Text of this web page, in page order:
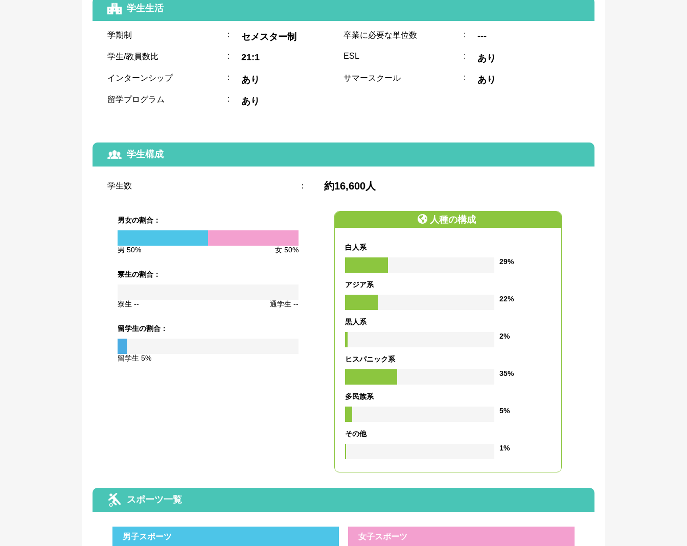
学生生活
学期制 : セメスター制 卒業に必要な単位数 : ---
学生/教員数比 : 21:1 ESL : あり
インターンシップ : あり サマースクール : あり
留学プログラム : あり
学生構成
学生数 ： 約16,600人
男女の割合：
男 50% 女 50%
寮生の割合：
寮生 -- 通学生 --
留学生の割合：
留学生 5%
人種の構成
白人系
29%
アジア系
22%
黒人系
2%
ヒスパニック系
35%
多民族系
5%
その他
1%
スポーツ一覧
男子スポーツ 女子スポーツ